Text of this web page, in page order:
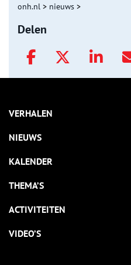
onh.nl > nieuws >
Delen
VERHALEN
NIEUWS
KALENDER
THEMA’S
ACTIVITEITEN
VIDEO’S